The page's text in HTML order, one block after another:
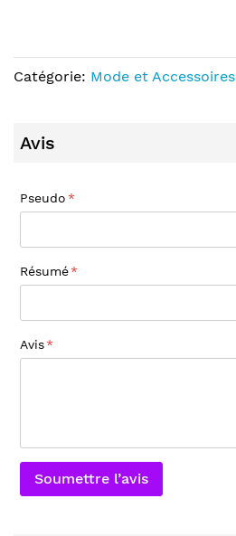
Catégorie: Mode et Accessoires
Avis
Pseudo
Résumé
Avis
Soumettre l’avis